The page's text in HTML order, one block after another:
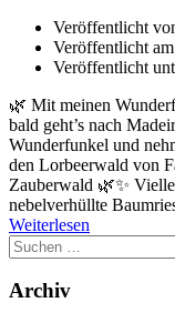
Veröffentlicht
Veröffentlicht am
Veröffentlicht
🌿 Mit meinen
bald geht’s nach
Wunderfunkel und
den Lorbeerwald von
Zauberwald 🌿✨
nebelverhüllte
Weiterlesen
Suchen
nach:
Archiv